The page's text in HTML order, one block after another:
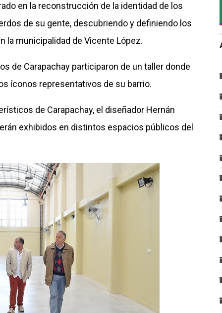
en la reconstrucción de la identidad de los
de su gente, descubriendo y definiendo los
la municipalidad de Vicente López.
de Carapachay participaron de un taller donde
íconos representativos de su barrio.
de Carapachay, el diseñador Hernán
exhibidos en distintos espacios públicos del